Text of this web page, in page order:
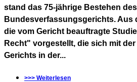
stand das 75-jährige Bestehen des
Bundesverfassungsgerichts. Aus
die vom Gericht beauftragte
Recht" vorgestellt, die sich mit
Gerichts in der...
>>> Weiterlesen